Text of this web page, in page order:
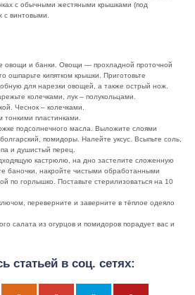
с обычными жестяными крышками (под
с винтовыми.
овощи и банки. Овощи — прохладной проточной
ошпарьте кипятком крышки. Приготовьте
для нарезки овощей, а также острый нож.
колечками, лук – полукольцами.
Чеснок – колечками.
пластинками.
подсолнечного масла. Выложите слоями
помидоры. Налейте уксус. Всыпьте соль,
и душистый перец.
кастрюлю, на дно застелите сложенную
баночки, накройте чистыми обработанными
по горлышко. Поставьте стерилизоваться на 10
переверните и заверните в тёплое одеяло
салата из огурцов и помидоров порадует вас и
статьей в соц. сетях: